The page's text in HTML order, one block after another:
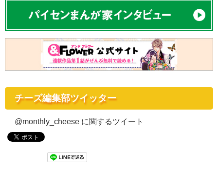
チーズ編集部ツイッター
@monthly_cheese に関するツイート